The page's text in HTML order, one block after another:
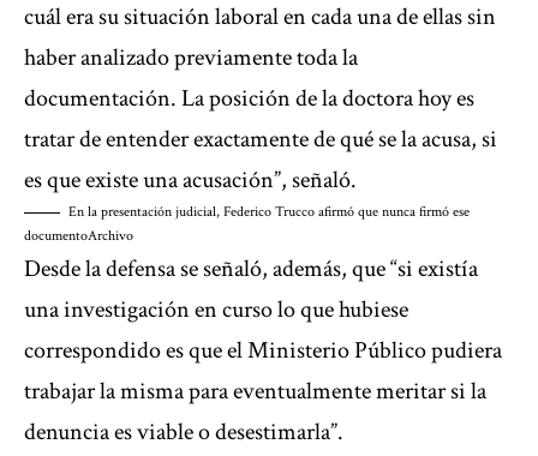
cuál era su situación laboral en cada una de ellas sin
haber analizado previamente toda la
documentación. La posición de la doctora hoy es
tratar de entender exactamente de qué se la acusa, si
es que existe una acusación”, señaló.
En la presentación judicial, Federico Trucco afirmó que nunca firmó ese
documentoArchivo
Desde la defensa se señaló, además, que “si existía
una investigación en curso lo que hubiese
correspondido es que el Ministerio Público pudiera
trabajar la misma para eventualmente meritar si la
denuncia es viable o desestimarla”.